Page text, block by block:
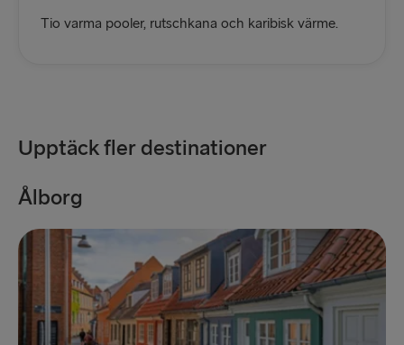
Tio varma pooler, rutschkana och karibisk värme.
Upptäck fler destinationer
Ålborg